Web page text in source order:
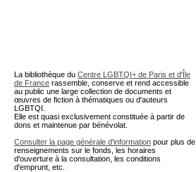
La bibliothèque du Centre LGBTQI+ de Paris et d'Île
de France rassemble, conserve et rend accessible
au public une large collection de documents et
œuvres de fiction à thématiques ou d'auteurs
LGBTQI.
Elle est quasi exclusivement constituée à partir de
dons et maintenue par bénévolat.
Consulter la page générale d'information pour plus de
renseignements sur le fonds, les horaires
d'ouverture à la consultation, les conditions
d'emprunt, etc.